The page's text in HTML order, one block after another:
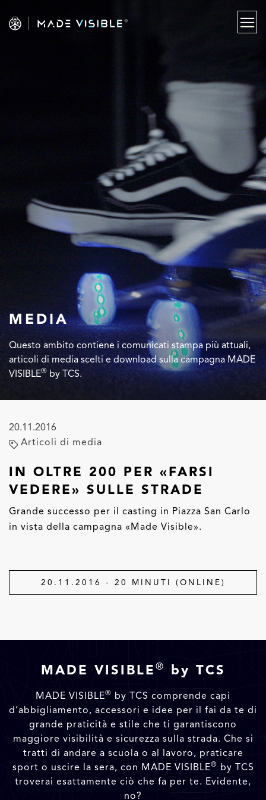
MEDIA
Questo ambito contiene i comunicati stampa più attuali,
articoli di media scelti e download sulla campagna MADE
VISIBLE® by TCS.
20.11.2016
Articoli di media
IN OLTRE 200 PER «FARSI
VEDERE» SULLE STRADE
Grande successo per il casting in Piazza San Carlo
in vista della campagna «Made Visible».
20.11.2016 - 20 MINUTI (ONLINE)
MADE VISIBLE ® by TCS
MADE VISIBLE® by TCS comprende capi
d’abbigliamento, accessori e idee per il fai da te di
grande praticità e stile che ti garantiscono
maggiore visibilità e sicurezza sulla strada. Che si
tratti di andare a scuola o al lavoro, praticare
sport o uscire la sera, con MADE VISIBLE® by TCS
troverai esattamente ciò che fa per te. Evidente,
no?